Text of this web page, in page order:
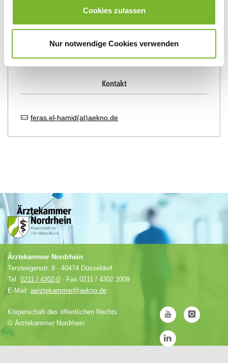
Cookies zulassen
Nur notwendige Cookies verwenden
am 28.11.1985 in Waldbröl
Studium:Wien
Kontakt
feras.el-hamid(at)aekno.de
Ärztekammer Nordrhein
Tersteegenstr. 9 · 40474 Düsseldorf
Tel. 0211 / 4302-0 · Fax 0211 / 4302 2009
E-Mail: aerztekammer@aekno.de
Körperschaft des öffentlichen Rechts
© Ärztekammer Nordrhein